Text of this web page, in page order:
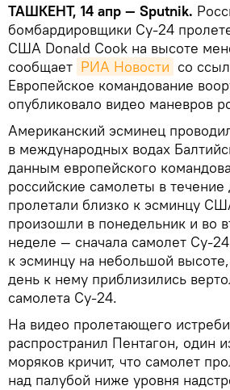
ТАШКЕНТ, 14 апр — Sputnik.
бомбардировщики Су-24
США Donald Cook на высоте
сообщает РИА Новости со
Европейское командование
опубликовало видео маневров
Американский эсминец
в международных водах
данным европейского
российские самолеты в течение
пролетали близко к эсминцу
произошли в понедельник и во
неделе — сначала самолет Су-
к эсминцу на небольшой
день к нему приблизились
самолета Су-24.
На видео пролетающего
распространил Пентагон, один
моряков кричит, что самолет
над палубой ниже уровня